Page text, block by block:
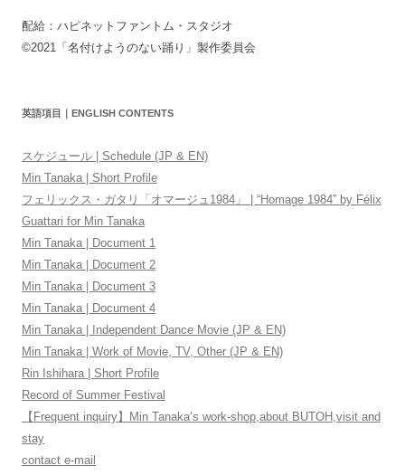
配給：ハピネットファントム・スタジオ
©2021「名付けようのない踊り」製作委員会
英語項目｜ENGLISH CONTENTS
スケジュール | Schedule (JP & EN)
Min Tanaka | Short Profile
フェリックス・ガタリ「オマージュ1984」 | “Homage 1984” by Félix
Guattari for Min Tanaka
Min Tanaka | Document 1
Min Tanaka | Document 2
Min Tanaka | Document 3
Min Tanaka | Document 4
Min Tanaka | Independent Dance Movie (JP & EN)
Min Tanaka | Work of Movie, TV, Other (JP & EN)
Rin Ishihara | Short Profile
Record of Summer Festival
【Frequent inquiry】Min Tanaka’s work-shop,about BUTOH,visit and
stay
contact e-mail